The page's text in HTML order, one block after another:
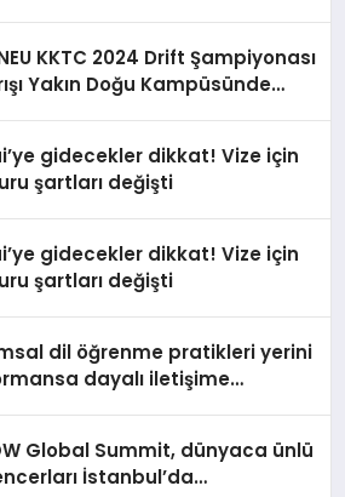
KKTC 2024 Drift Şampiyonası
Yakın Doğu Kampüsünde
gidecekler dikkat! Vize için
şartları değişti
gidecekler dikkat! Vize için
şartları değişti
dil öğrenme pratikleri yerini
dayalı iletişime
Global Summit, dünyaca ünlü
İstanbul’da